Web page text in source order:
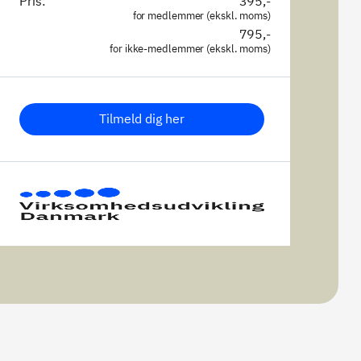
for medlemmer (ekskl. moms)
795,-
for ikke-medlemmer (ekskl. moms)
Tilmeld dig her